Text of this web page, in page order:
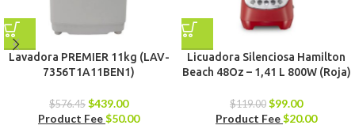
Lavadora PREMIER 11kg (LAV-
7356T1A11BEN1)
$576.45 $439.00
Product Fee$50.00
Licuadora Silenciosa Hamilton
Beach 48Oz – 1,41 L 800W (Roja)
$119.00 $99.00
Product Fee$20.00